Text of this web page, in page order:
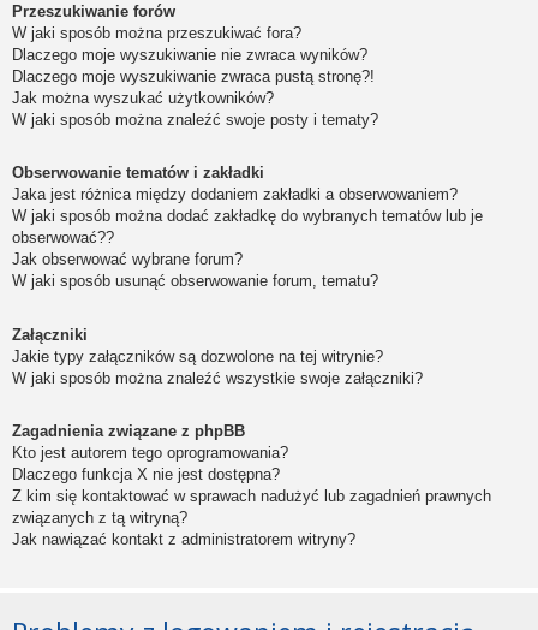
Przeszukiwanie forów
W jaki sposób można przeszukiwać fora?
Dlaczego moje wyszukiwanie nie zwraca wyników?
Dlaczego moje wyszukiwanie zwraca pustą stronę?!
Jak można wyszukać użytkowników?
W jaki sposób można znaleźć swoje posty i tematy?
Obserwowanie tematów i zakładki
Jaka jest różnica między dodaniem zakładki a obserwowaniem?
W jaki sposób można dodać zakładkę do wybranych tematów lub je
obserwować??
Jak obserwować wybrane forum?
W jaki sposób usunąć obserwowanie forum, tematu?
Załączniki
Jakie typy załączników są dozwolone na tej witrynie?
W jaki sposób można znaleźć wszystkie swoje załączniki?
Zagadnienia związane z phpBB
Kto jest autorem tego oprogramowania?
Dlaczego funkcja X nie jest dostępna?
Z kim się kontaktować w sprawach nadużyć lub zagadnień prawnych
związanych z tą witryną?
Jak nawiązać kontakt z administratorem witryny?